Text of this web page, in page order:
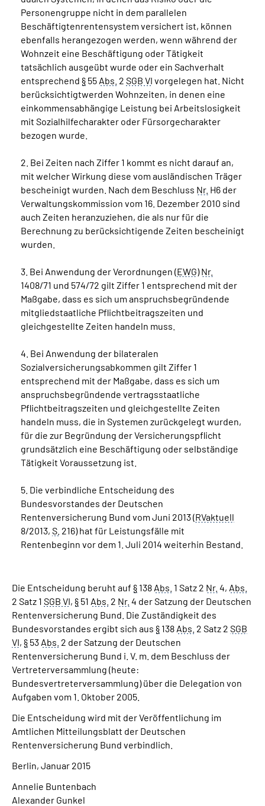
Personengruppe nicht in dem parallelen
Beschäftigtenrentensystem versichert ist, können
ebenfalls herangezogen werden, wenn während der
Wohnzeit eine Beschäftigung oder Tätigkeit
tatsächlich ausgeübt wurde oder ein Sachverhalt
entsprechend § 55 Abs. 2 SGB VI vorgelegen hat. Nicht
berücksichtigtwerden Wohnzeiten, in denen eine
einkommensabhängige Leistung bei Arbeitslosigkeit
mit Sozialhilfecharakter oder Fürsorgecharakter
bezogen wurde.
2. Bei Zeiten nach Ziffer 1 kommt es nicht darauf an,
mit welcher Wirkung diese vom ausländischen Träger
bescheinigt wurden. Nach dem Beschluss Nr. H6 der
Verwaltungskommission vom 16. Dezember 2010 sind
auch Zeiten heranzuziehen, die als nur für die
Berechnung zu berücksichtigende Zeiten bescheinigt
wurden.
3. Bei Anwendung der Verordnungen (EWG)Nr.
1408/71 und 574/72 gilt Ziffer 1 entsprechend mit der
Maßgabe, dass es sich um anspruchsbegründende
mitgliedstaatliche Pflichtbeitragszeiten und
gleichgestellte Zeiten handeln muss.
4. Bei Anwendung der bilateralen
Sozialversicherungsabkommen gilt Ziffer 1
entsprechend mit der Maßgabe, dass es sich um
anspruchsbegründende vertragsstaatliche
Pflichtbeitragszeiten und gleichgestellte Zeiten
handeln muss, die in Systemen zurückgelegt wurden,
für die zur Begründung der Versicherungspflicht
grundsätzlich eine Beschäftigung oder selbständige
Tätigkeit Voraussetzung ist.
5. Die verbindliche Entscheidung des
Bundesvorstandes der Deutschen
Rentenversicherung Bund vom Juni 2013 (RVaktuell
8/2013, S. 216) hat für Leistungsfälle mit
Rentenbeginn vor dem 1. Juli 2014 weiterhin Bestand.
Die Entscheidung beruht auf § 138 Abs. 1 Satz 2 Nr. 4, Abs.
2 Satz 1 SGB VI, § 51 Abs. 2 Nr. 4 der Satzung der Deutschen
Rentenversicherung Bund. Die Zuständigkeit des
Bundesvorstandes ergibt sich aus § 138 Abs. 2 Satz 2 SGB
VI, § 53 Abs. 2 der Satzung der Deutschen
Rentenversicherung Bund i. V. m. dem Beschluss der
Vertreterversammlung (heute:
Bundesvertreterversammlung) über die Delegation von
Aufgaben vom 1. Oktober 2005.
Die Entscheidung wird mit der Veröffentlichung im
Amtlichen Mitteilungsblatt der Deutschen
Rentenversicherung Bund verbindlich.
Berlin, Januar 2015
Annelie Buntenbach
Alexander Gunkel